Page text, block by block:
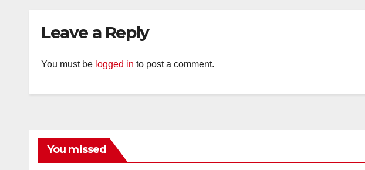
Leave a Reply
You must be logged in to post a comment.
You missed